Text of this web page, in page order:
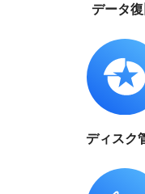
データ
ディスク